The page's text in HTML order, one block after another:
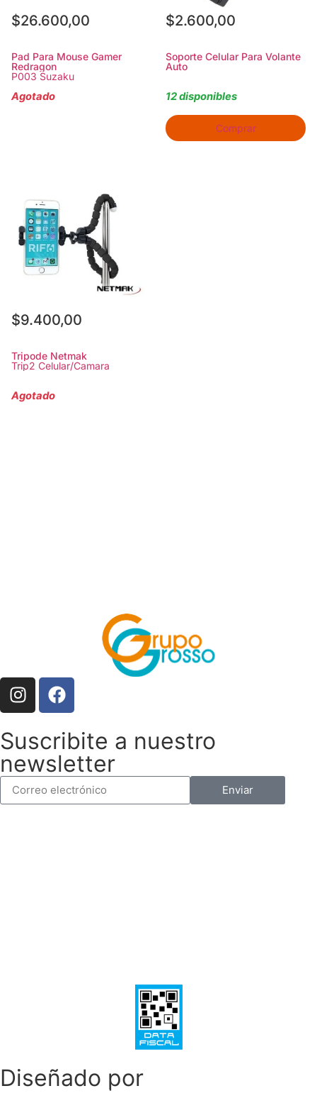
$26.600,00
Pad Para Mouse Gamer
Redragon
P003 Suzaku
Agotado
$2.600,00
Soporte Celular Para Volante
Auto
12 disponibles
Comprar
$9.400,00
Tripode Netmak
Trip2 Celular/Camara
Agotado
Suscribite a nuestro
newsletter
Enviar
Diseñado por